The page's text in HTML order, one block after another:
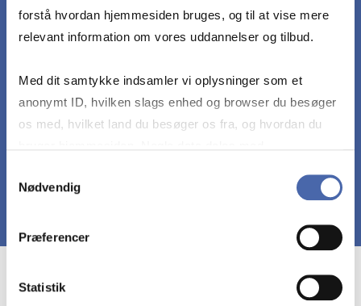
forstå hvordan hjemmesiden bruges, og til at vise mere
relevant information om vores uddannelser og tilbud.
Med dit samtykke indsamler vi oplysninger som et
anonymt ID, hvilken slags enhed og browser du besøger
os med, hvilket land du besøger os fra, og hvordan du
markedsføring. Du bestemmer selv - og kan altid trække
Nødvendig
Præferencer
Statistik
beslutningsproblemer
Kunne vurdere om en løsning med givne
forudsætninger er plausibel, herunder kunne
foretage en vurdering af usikkerhed og risiko
Course prerequisites